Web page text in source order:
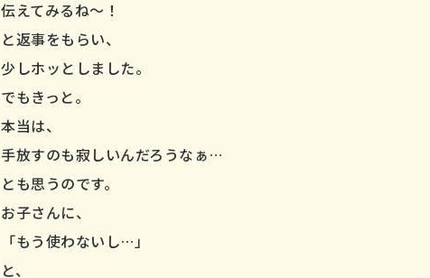
伝えてみるね〜！
と返事をもらい、
少しホッとしました。
でもきっと。
本当は、
手放すのも寂しいんだろうなぁ…
とも思うのです。
お子さんに、
「もう使わないし…」
と、